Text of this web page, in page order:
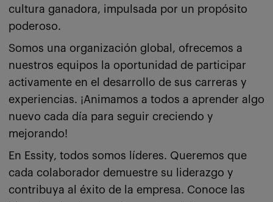
cultura ganadora, impulsada por un propósito
poderoso.
Somos una organización global, ofrecemos a
nuestros equipos la oportunidad de participar
activamente en el desarrollo de sus carreras y
experiencias. ¡Animamos a todos a aprender algo
nuevo cada día para seguir creciendo y
mejorando!
En Essity, todos somos líderes. Queremos que
cada colaborador demuestre su liderazgo y
contribuya al éxito de la empresa. Conoce las